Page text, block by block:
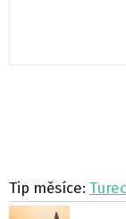
Tip měsíce: